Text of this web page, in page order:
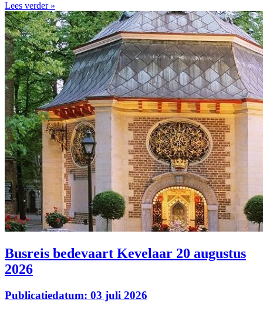
Lees verder »
Busreis bedevaart Kevelaar 20 augustus
2026
Publicatiedatum: 03 juli 2026